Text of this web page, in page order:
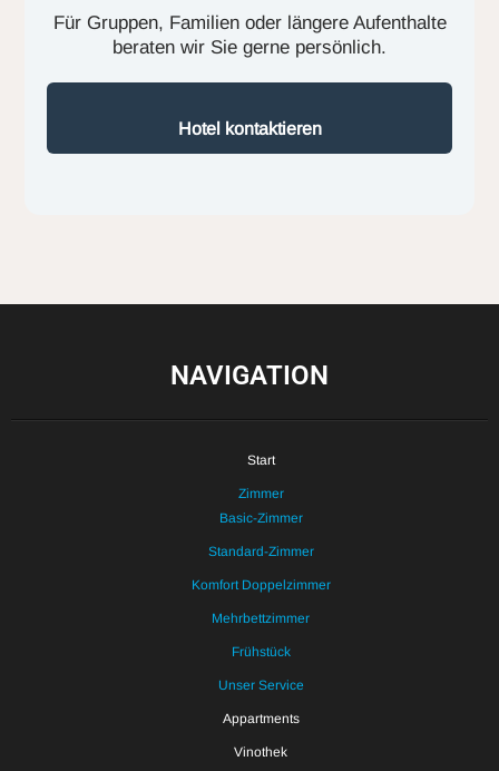
Für Gruppen, Familien oder längere Aufenthalte
beraten wir Sie gerne persönlich.
Hotel kontaktieren
NAVIGATION
Start
Zimmer
Basic-Zimmer
Standard-Zimmer
Komfort Doppelzimmer
Mehrbettzimmer
Frühstück
Unser Service
Appartments
Vinothek